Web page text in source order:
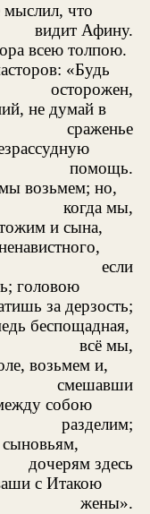
мыслил, что
видит Афину.
всею толпою.
«Будь
осторожен,
не думай в
сраженье
помощь.
возьмем; но,
когда мы,
и сына,
если
головою
за дерзость;
беспощадная,
всё мы,
возьмем и,
смешавши
собою
разделим;
дочерям здесь
с Итакою
жены».